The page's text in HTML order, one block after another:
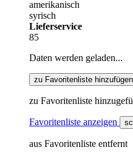
amerikanisch
syrisch
Lieferservice
85
Daten werden geladen...
zu Favoritenliste hinzufügen
zu Favoritenliste
Favoritenliste anzeigen
aus Favoritenliste entfernt